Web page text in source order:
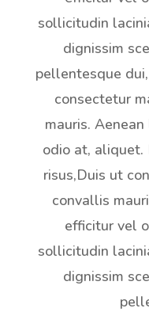
sollicitudin
dignissim
pellentesque
consectetur
mauris.
odio at,
risus,Duis ut
convallis
efficitur vel
sollicitudin
dignissim